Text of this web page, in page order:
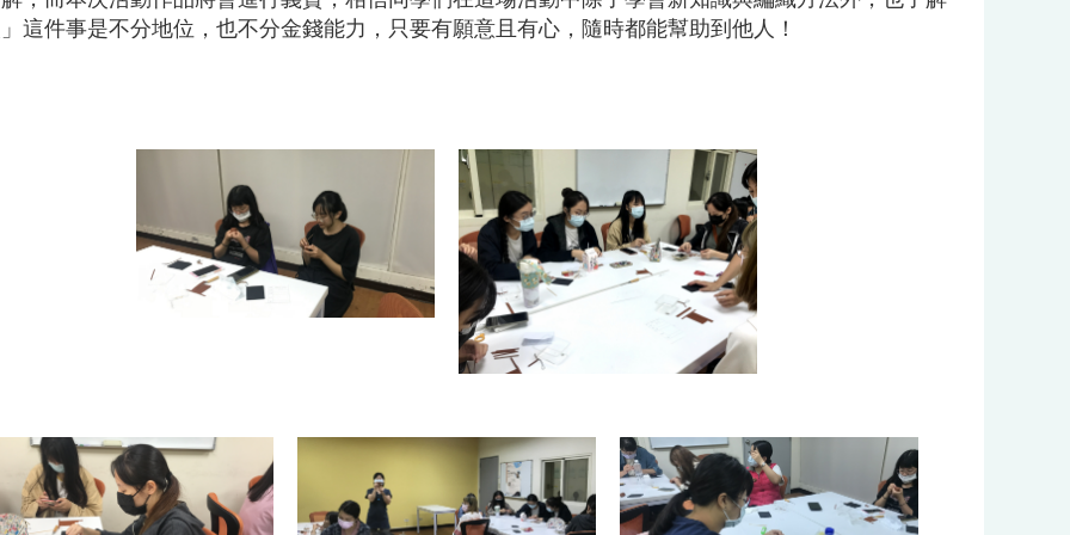
這件事是不分地位，也不分金錢能力，只要有願意且有心，隨時都能幫助到他人！